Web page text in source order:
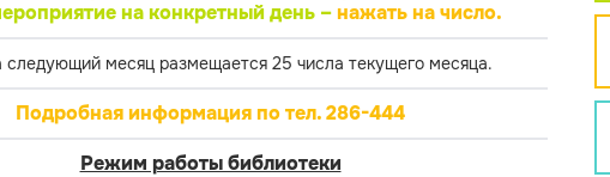
на конкретный день –нажать на число.
месяц размещается 25 числа текущего месяца.
Подробная информация по тел. 286-444
Режим работы библиотеки